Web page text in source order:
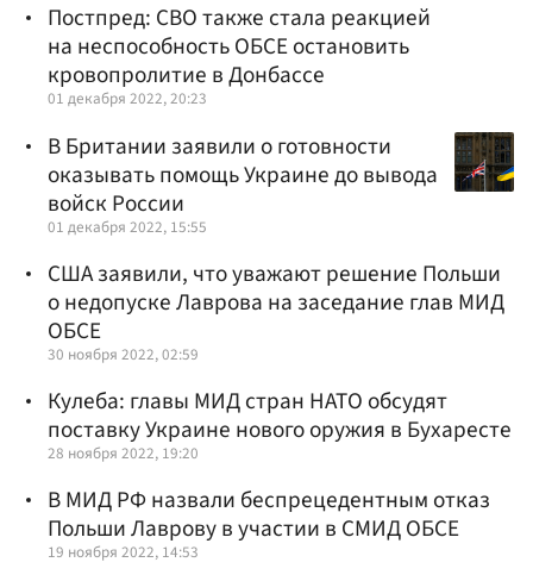
Постпред: СВО также стала реакцией
на неспособность ОБСЕ остановить
кровопролитие в Донбассе
01 декабря 2022, 20:23
В Британии заявили о готовности
оказывать помощь Украине до вывода
войск России
01 декабря 2022, 15:55
США заявили, что уважают решение Польши
о недопуске Лаврова на заседание глав МИД
ОБСЕ
30 ноября 2022, 02:59
Кулеба: главы МИД стран НАТО обсудят
поставку Украине нового оружия в Бухаресте
28 ноября 2022, 19:20
В МИД РФ назвали беспрецедентным отказ
Польши Лаврову в участии в СМИД ОБСЕ
19 ноября 2022, 14:53